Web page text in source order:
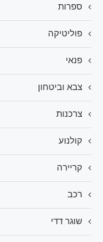
ספרות
פוליטיקה
פנאי
צבא וביטחון
צרכנות
קולנוע
קריירה
רכב
שוגר דדי